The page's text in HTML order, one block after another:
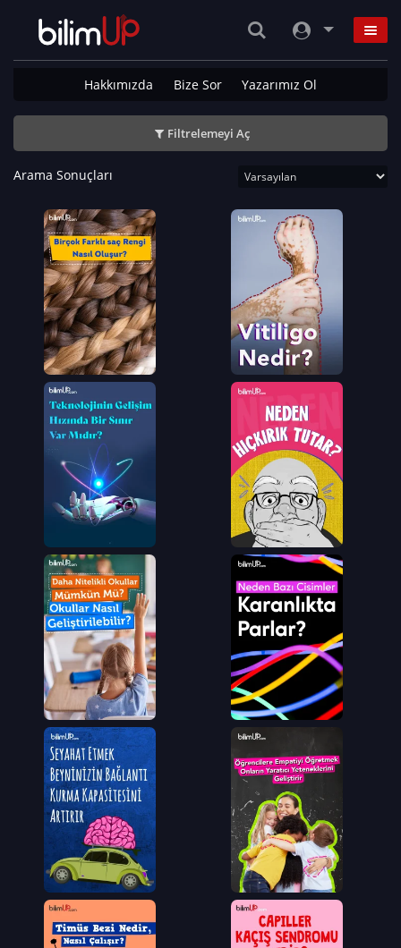
Hakkımızda Bize Sor Yazarımız Ol
Filtrelemeyi Aç
Arama Sonuçları